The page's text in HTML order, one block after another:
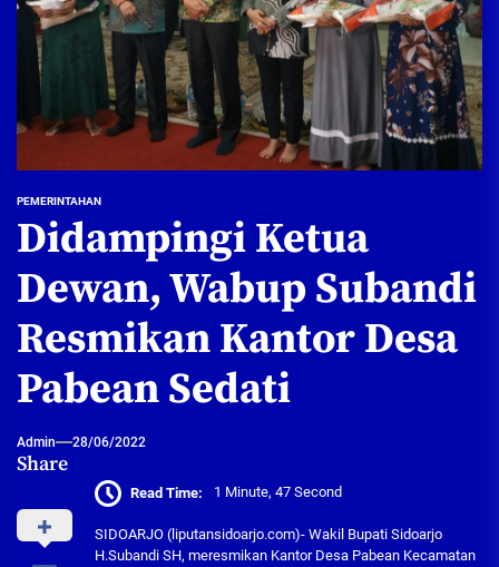
PEMERINTAHAN
Didampingi Ketua
Dewan, Wabup Subandi
Resmikan Kantor Desa
Pabean Sedati
Admin 28/06/2022
Share
Read Time: 1 Minute, 47 Second
SIDOARJO (liputansidoarjo.com)- Wakil Bupati Sidoarjo
H.Subandi SH, meresmikan Kantor Desa Pabean Kecamatan